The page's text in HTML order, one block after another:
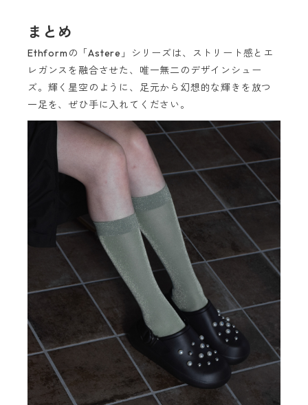
まとめ
Ethformの「Astere」シリーズは、ストリート感とエ
レガンスを融合させた、唯一無二のデザインシュー
ズ。輝く星空のように、足元から幻想的な輝きを放つ
一足を、ぜひ手に入れてください。